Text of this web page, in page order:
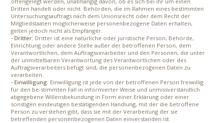
Dritten handelt oder nicht. Behörden, die im Rahmen eines bestimmten
Untersuchungsauftrags nach dem Unionsrecht oder dem Recht der
Mitgliedstaaten möglicherweise personenbezogene Daten erhalten,
gelten jedoch nicht als Empfänger.
- Dritter: Dritter ist eine natürliche oder juristische Person, Behörde,
Einrichtung oder andere Stelle außer der betroffenen Person, dem
Verantwortlichen, dem Auftragsverarbeiter und den Personen, die unter
der unmittelbaren Verantwortung des Verantwortlichen oder des
Auftragsverarbeiters befugt sind, die personenbezogenen Daten zu
verarbeiten.
- Einwilligung: Einwilligung ist jede von der betroffenen Person freiwillig
für den be-stimmten Fall in informierter Weise und unmissverständlich
abgegebene Willensbekundung in Form einer Erklärung oder einer
sonstigen eindeutigen bestätigenden Handlung, mit der die betroffene
Person zu verstehen gibt, dass sie mit der Verarbeitung der sie
betreffenden personenbezogenen Daten einverstanden ist.